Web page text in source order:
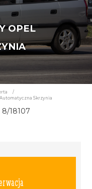
OPEL
/
Skrzynia
8/18107